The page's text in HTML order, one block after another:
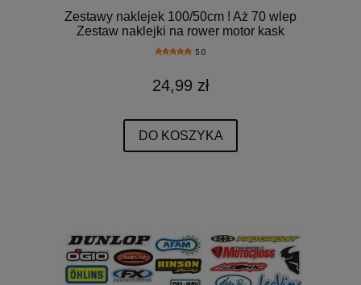
Zestawy naklejek 100/50cm ! Aż 70 wlep
Zestaw naklejki na rower motor kask
5.0
24,99 zł
DO KOSZYKA